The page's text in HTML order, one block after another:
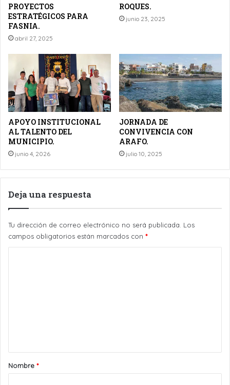
PROYECTOS
ESTRATÉGICOS PARA
FASNIA.
abril 27, 2025
ROQUES.
junio 23, 2025
APOYO INSTITUCIONAL
AL TALENTO DEL
MUNICIPIO.
junio 4, 2026
JORNADA DE
CONVIVENCIA CON
ARAFO.
julio 10, 2025
Deja una respuesta
Tu dirección de correo electrónico no será publicada. Los
campos obligatorios están marcados con *
rNombre *